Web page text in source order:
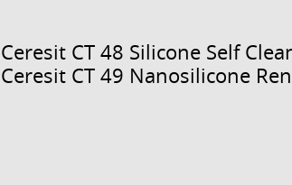
Ceresit CT 48 Silicone Self
Ceresit CT 49 Nanosilicone